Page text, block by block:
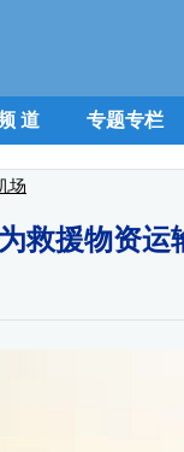
道 专题专栏
场
救援物资运